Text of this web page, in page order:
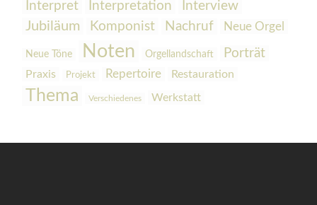
Interpret Interpretation
Interview
Jubiläum
Komponist Nachruf Neue Orgel
Neue Töne Noten Orgellandschaft Porträt
Praxis Projekt Repertoire Restauration
Thema Verschiedenes Werkstatt